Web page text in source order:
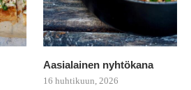
Aasialainen nyhtökana
16 huhtikuun, 2026